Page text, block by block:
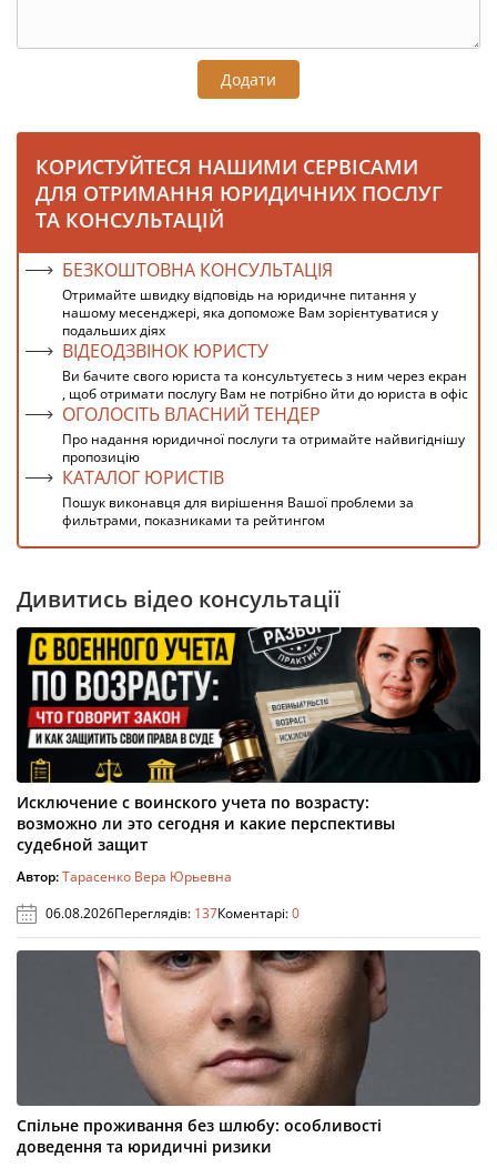
Додати
КОРИСТУЙТЕСЯ НАШИМИ СЕРВІСАМИ
ДЛЯ ОТРИМАННЯ ЮРИДИЧНИХ ПОСЛУГ
ТА КОНСУЛЬТАЦІЙ
БЕЗКОШТОВНА КОНСУЛЬТАЦІЯ
Отримайте швидку відповідь на юридичне питання у
нашому месенджері, яка допоможе Вам зорієнтуватися у
подальших діях
ВІДЕОДЗВІНОК ЮРИСТУ
Ви бачите свого юриста та консультуєтесь з ним через екран
, щоб отримати послугу Вам не потрібно йти до юриста в офіс
ОГОЛОСІТЬ ВЛАСНИЙ ТЕНДЕР
Про надання юридичної послуги та отримайте найвигіднішу
пропозицію
КАТАЛОГ ЮРИСТІВ
Пошук виконавця для вирішення Вашої проблеми за
фильтрами, показниками та рейтингом
Дивитись відео консультації
Исключение с воинского учета по возрасту:
возможно ли это сегодня и какие перспективы
судебной защит
Автор:Тарасенко Вера Юрьевна
06.08.2026Переглядів: 137Коментарі:0
Спільне проживання без шлюбу: особливості
доведення та юридичні ризики